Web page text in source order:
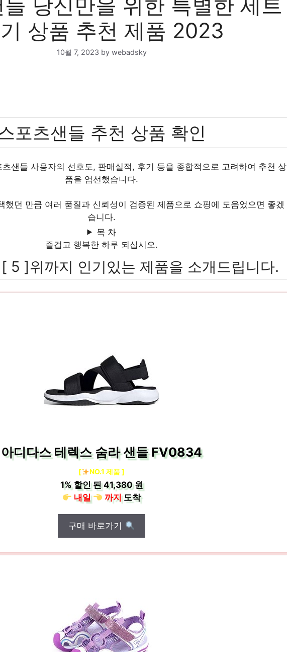
당신만을 위한 특별한 세트
상품 추천 제품 2023
10월 7, 2023 by webadsky
포츠샌들 추천 상품 확인
샌들 사용자의 선호도, 판매실적, 후기 등을 종합적으로 고려하여 추천 상
품을 엄선했습니다.
했던 만큼 여러 품질과 신뢰성이 검증된 제품으로 쇼핑에 도움었으면 좋겠
습니다.
목 차
즐겁고 행복한 하루 되십시오.
5 ]위까지 인기있는 제품을 소개드립니다.
아디다스 테렉스 숨라 샌들 FV0834
[ NO.1 제품 ]
1%할인 된41,380 원
내일
까지도착
구매 바로가기